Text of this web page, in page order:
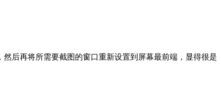
后再将所需要截图的窗口重新设置到屏幕最前端，显得很是